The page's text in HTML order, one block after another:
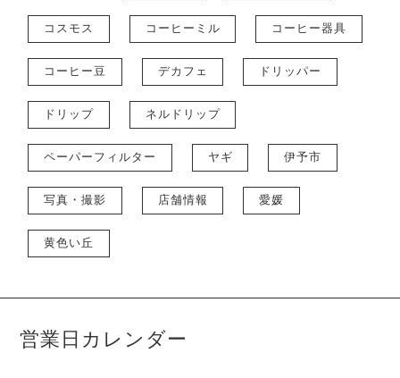
コスモス コーヒーミル コーヒー器具
コーヒー豆 デカフェ ドリッパー
ドリップ ネルドリップ
ペーパーフィルター ヤギ 伊予市
写真・撮影 店舗情報 愛媛
黄色い丘
営業日カレンダー